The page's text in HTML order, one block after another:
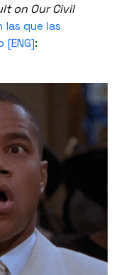
on Our Civil
que las
: